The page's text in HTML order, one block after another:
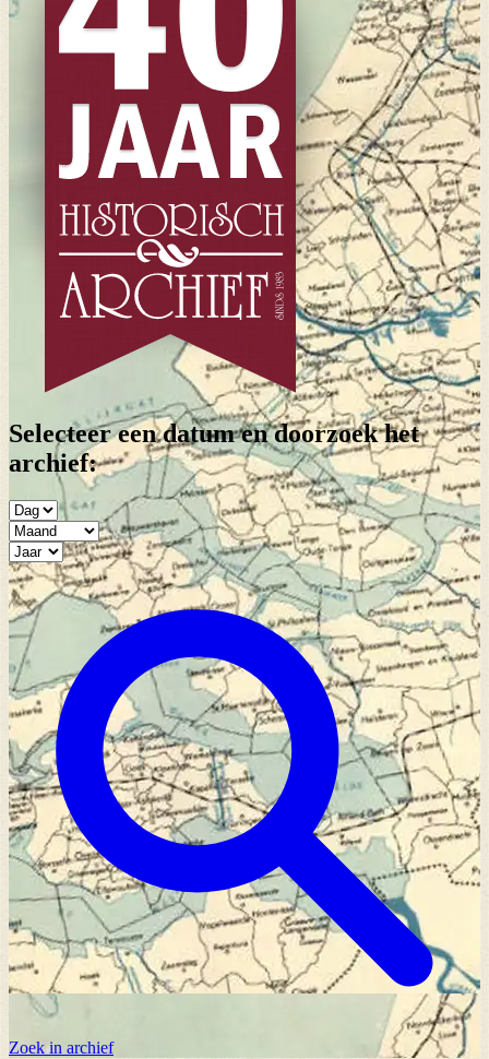
Selecteer een datum en doorzoek het
archief:
Zoek in archief